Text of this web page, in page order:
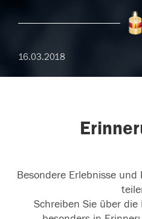
16.03.2018
Besondere Erlebnisse
Schreiben Sie über